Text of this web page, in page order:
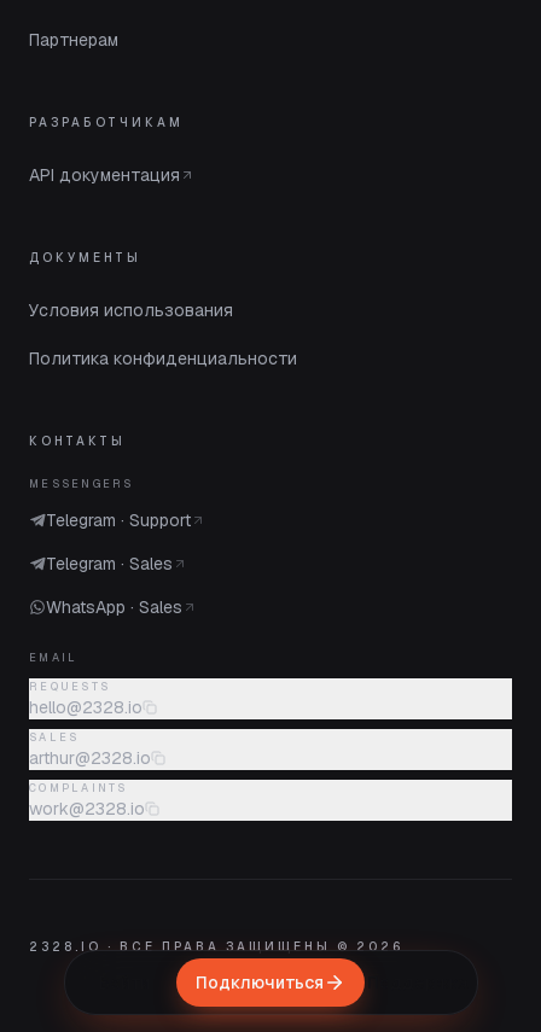
Партнерам
РАЗРАБОТЧИКАМ
API документация
ДОКУМЕНТЫ
Условия использования
Политика конфиденциальности
КОНТАКТЫ
MESSENGERS
Telegram · Support
Telegram · Sales
WhatsApp · Sales
EMAIL
REQUESTS
hello@2328.io
SALES
arthur@2328.io
COMPLAINTS
work@2328.io
2328.IO · ВСЕ ПРАВА ЗАЩИЩЕНЫ © 2026
Подключиться